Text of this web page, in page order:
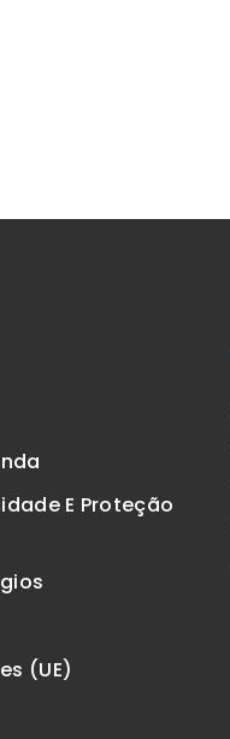
E Proteção
(UE)